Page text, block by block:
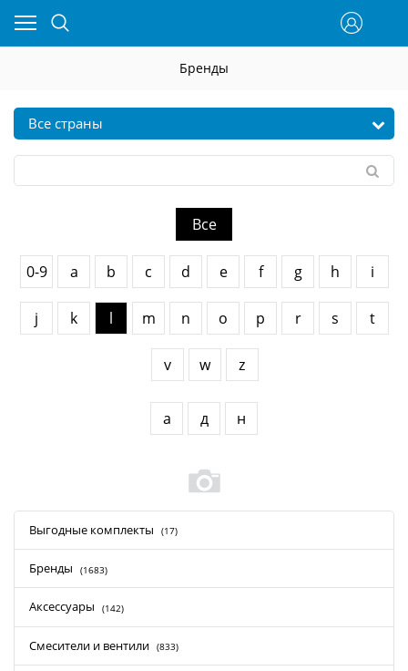
Бренды
Все
0-9 a b c d e f g h i
j k l m n o p r s t
v w z
а д н
Выгодные комплекты (17)
Бренды (1683)
Аксессуары (142)
Смесители и вентили (833)